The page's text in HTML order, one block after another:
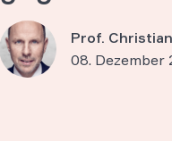
Prof.
08. Dezember